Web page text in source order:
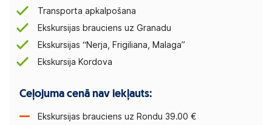
Transporta apkalpošana
Ekskursijas brauciens uz Granadu
Ekskursijas “Nerja, Frigiliana, Malaga”
Ekskursija Kordova
Ceļojuma cenā nav iekļauts:
Ekskursijas brauciens uz Rondu 39.00 €